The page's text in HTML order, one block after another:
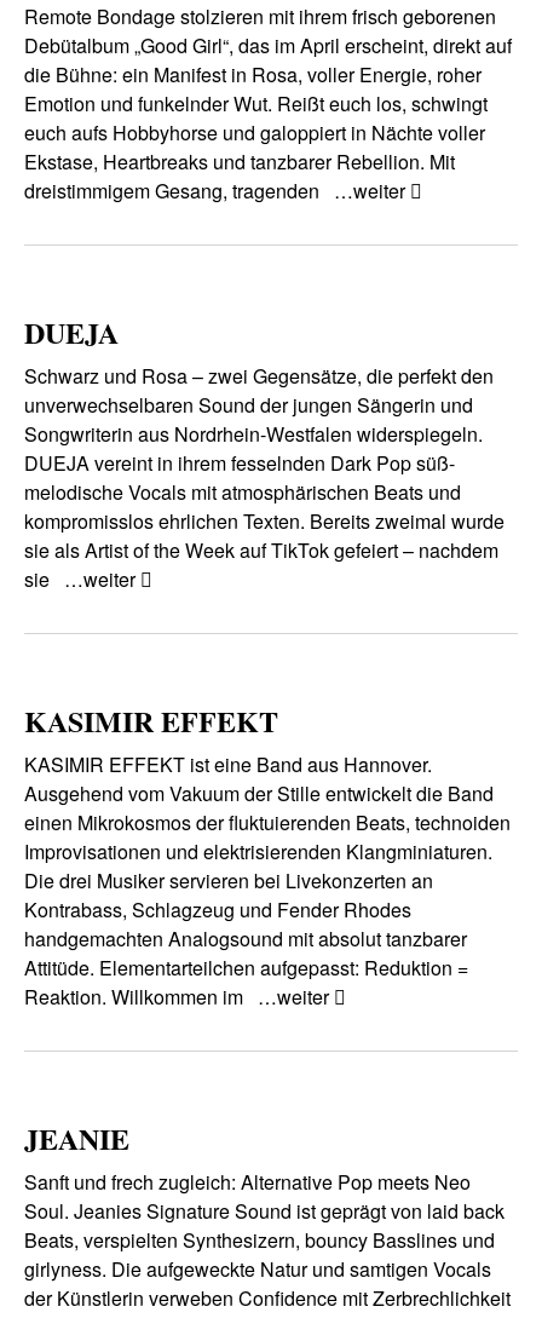
Remote Bondage stolzieren mit ihrem frisch geborenen
Debütalbum „Good Girl“, das im April erscheint, direkt auf
die Bühne: ein Manifest in Rosa, voller Energie, roher
Emotion und funkelnder Wut. Reißt euch los, schwingt
euch aufs Hobbyhorse und galoppiert in Nächte voller
Ekstase, Heartbreaks und tanzbarer Rebellion. Mit
dreistimmigem Gesang, tragenden …weiter
DUEJA
Schwarz und Rosa – zwei Gegensätze, die perfekt den
unverwechselbaren Sound der jungen Sängerin und
Songwriterin aus Nordrhein-Westfalen widerspiegeln.
DUEJA vereint in ihrem fesselnden Dark Pop süß-
melodische Vocals mit atmosphärischen Beats und
kompromisslos ehrlichen Texten. Bereits zweimal wurde
sie als Artist of the Week auf TikTok gefeiert – nachdem
sie …weiter
KASIMIR EFFEKT
KASIMIR EFFEKT ist eine Band aus Hannover.
Ausgehend vom Vakuum der Stille entwickelt die Band
einen Mikrokosmos der fluktuierenden Beats, technoiden
Improvisationen und elektrisierenden Klangminiaturen.
Die drei Musiker servieren bei Livekonzerten an
Kontrabass, Schlagzeug und Fender Rhodes
handgemachten Analogsound mit absolut tanzbarer
Attitüde. Elementarteilchen aufgepasst: Reduktion =
Reaktion. Willkommen im …weiter
JEANIE
Sanft und frech zugleich: Alternative Pop meets Neo
Soul. Jeanies Signature Sound ist geprägt von laid back
Beats, verspielten Synthesizern, bouncy Basslines und
girlyness. Die aufgeweckte Natur und samtigen Vocals
der Künstlerin verweben Confidence mit Zerbrechlichkeit